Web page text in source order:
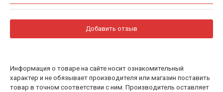
Добавить отзыв
Информация о товаре на сайте носит ознакомительный
характер и не обязывает производителя или магазин поставить
товар в точном соответствии с ним. Производитель оставляет